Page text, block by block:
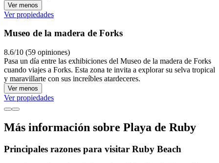
Ver menos
Ver propiedades
Museo de la madera de Forks
8.6/10 (59 opiniones)
Pasa un día entre las exhibiciones del Museo de la madera de Forks
cuando viajes a Forks. Esta zona te invita a explorar su selva tropical
y maravillarte con sus increíbles atardeceres.
Ver menos
Ver propiedades
Más información sobre Playa de Ruby
Principales razones para visitar Ruby Beach